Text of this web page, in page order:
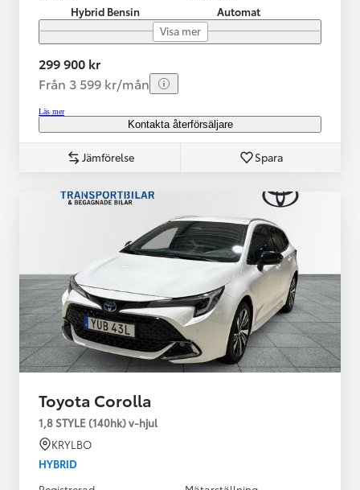
Hybrid Bensin
Automat
Visa mer
299 900 kr
Från 3 599 kr/mån
Läs mer
Kontakta återförsäljare
Jämförelse Spara
Toyota Corolla
1,8 STYLE (140hk) v-hjul
KRYLBO
HYBRID